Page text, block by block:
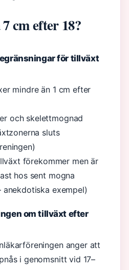
cm efter 18?
för tillväxt
mindre än 1 cm efter
och skelettmognad
sluts
förekommer men är
hos sent mogna
anekdotiska exempel)
om tillväxt efter
anger att
i genomsnitt vid 17–